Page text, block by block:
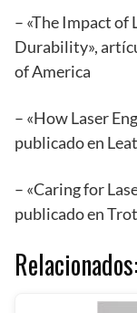
– «The Impact of
Durability»,
of America
– «How Laser
publicado en
– «Caring for
publicado en
Relacionados: